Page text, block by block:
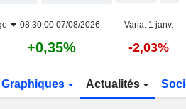
08:30:00 07/08/2026 Varia. 1 janv.
+0,35% -2,03%
Graphiques Actualités